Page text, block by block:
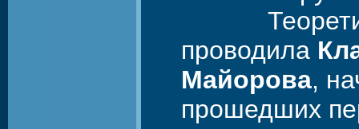
проводила
Майорова,
прошедших